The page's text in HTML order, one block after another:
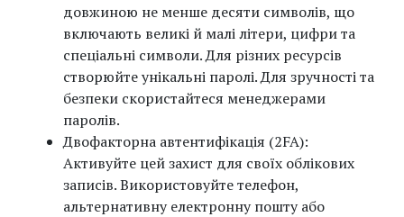
довжиною не менше десяти символів, що
включають великі й малі літери, цифри та
спеціальні символи. Для різних ресурсів
створюйте унікальні паролі. Для зручності та
безпеки скористайтеся менеджерами
паролів.
Двофакторна автентифікація (2FA):
Активуйте цей захист для своїх облікових
записів. Використовуйте телефон,
альтернативну електронну пошту або